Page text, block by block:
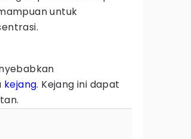
untuk
kejang. Kejang ini dapat